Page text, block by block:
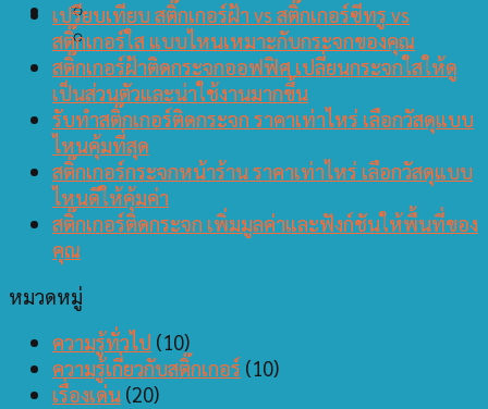
เปรียบเทียบ สติ๊กเกอร์ฝ้า vs สติ๊กเกอร์ซีทรู vs
สติ๊กเกอร์ใส แบบไหนเหมาะกับกระจกของคุณ
สติ๊กเกอร์ฝ้าติดกระจกออฟฟิศ เปลี่ยนกระจกใสให้ดู
เป็นส่วนตัวและน่าใช้งานมากขึ้น
รับทำสติ๊กเกอร์ติดกระจก ราคาเท่าไหร่ เลือกวัสดุแบบ
ไหนคุ้มที่สุด
สติ๊กเกอร์กระจกหน้าร้าน ราคาเท่าไหร่ เลือกวัสดุแบบ
ไหนดีให้คุ้มค่า
สติ๊กเกอร์ติดกระจก เพิ่มมูลค่าและฟังก์ชันให้พื้นที่ของ
คุณ
หมวดหมู่
ความรู้ทั่วไป (10)
ความรู้เกี่ยวกับสติ๊กเกอร์ (10)
เรื่องเด่น (20)